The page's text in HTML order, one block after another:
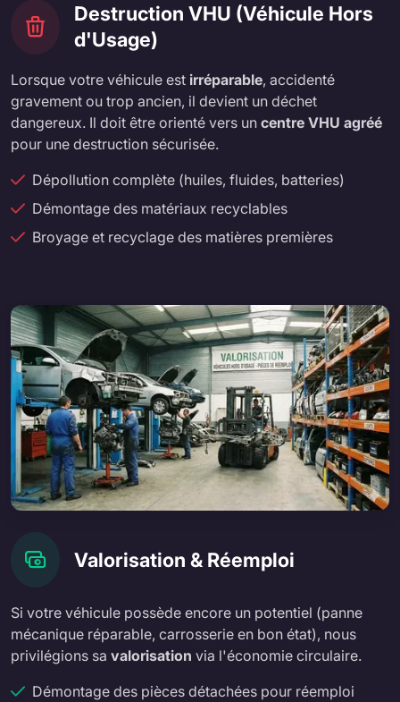
Destruction VHU (Véhicule Hors
d'Usage)
Lorsque votre véhicule est irréparable, accidenté
gravement ou trop ancien, il devient un déchet
dangereux. Il doit être orienté vers un centre VHU agréé
pour une destruction sécurisée.
Dépollution complète (huiles, fluides, batteries)
Démontage des matériaux recyclables
Broyage et recyclage des matières premières
Valorisation & Réemploi
Si votre véhicule possède encore un potentiel (panne
mécanique réparable, carrosserie en bon état), nous
privilégions sa valorisation via l'économie circulaire.
Démontage des pièces détachées pour réemploi